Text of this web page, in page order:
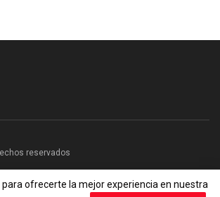
reservados
ofrecerte la mejor experiencia en nuestra